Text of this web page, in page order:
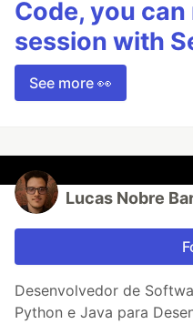
Code, you
session with
See more 👀
Lucas Nobre
Desenvolvedor de
Python e Java para